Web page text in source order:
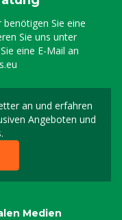
Sie eine
Sie uns unter
eine E-Mail an
an und erfahren
Angeboten und
Sie sich für
Medien